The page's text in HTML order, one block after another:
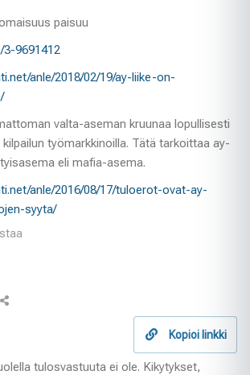
paisuu
9691412
anle/2018/02/19/ay-liike-on-
valta-aseman kruunaa lopullisesti
työmarkkinoilla. Tätä tarkoittaa ay-
eli mafia-asema.
anle/2016/08/17/tuloerot-ovat-ay-
syyta/
Kopioi linkki
tulosvastuuta ei ole. Kikytykset,